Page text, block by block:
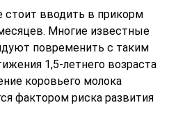
стоит вводить в прикорм
Многие известные
повременить с таким
1,5-летнего возраста
коровьего молока
фактором риска развития